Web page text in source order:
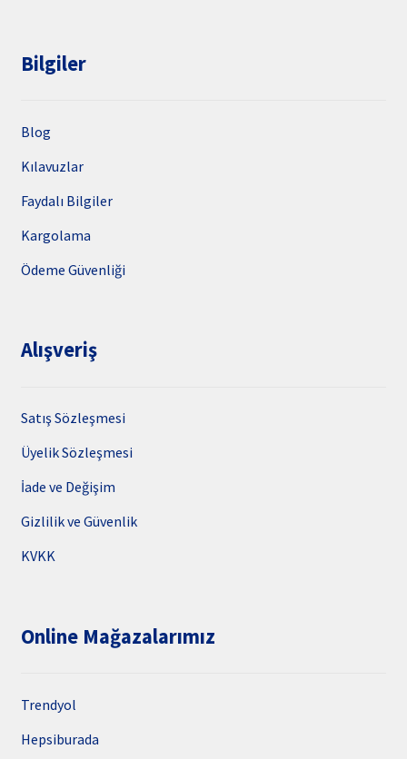
Bilgiler
Blog
Kılavuzlar
Faydalı Bilgiler
Kargolama
Ödeme Güvenliği
Alışveriş
Satış Sözleşmesi
Üyelik Sözleşmesi
İade ve Değişim
Gizlilik ve Güvenlik
KVKK
Online Mağazalarımız
Trendyol
Hepsiburada